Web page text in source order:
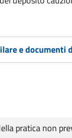
e documenti
pratica non